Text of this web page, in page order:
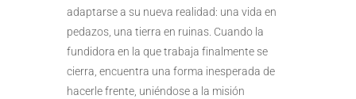
adaptarse a su nueva realidad: una vida en
pedazos, una tierra en ruinas. Cuando la
fundidora en la que trabaja finalmente se
cierra, encuentra una forma inesperada de
hacerle frente, uniéndose a la misión